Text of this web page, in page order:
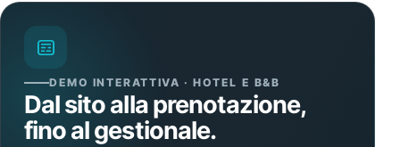
DEMO INTERATTIVA · HOTEL E B&B
Dal sito alla prenotazione,
fino al gestionale.